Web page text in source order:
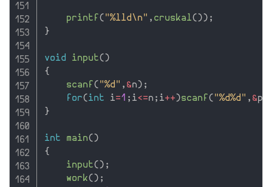
printf ( "%lld\n" , cruskal()) ;
}
void input()
{
scanf ( "%d" , &n) ;
for(int i=1 ; i<=n ; i++)scanf ( "%d%d" , &
}
int main()
{
input() ;
work() ;